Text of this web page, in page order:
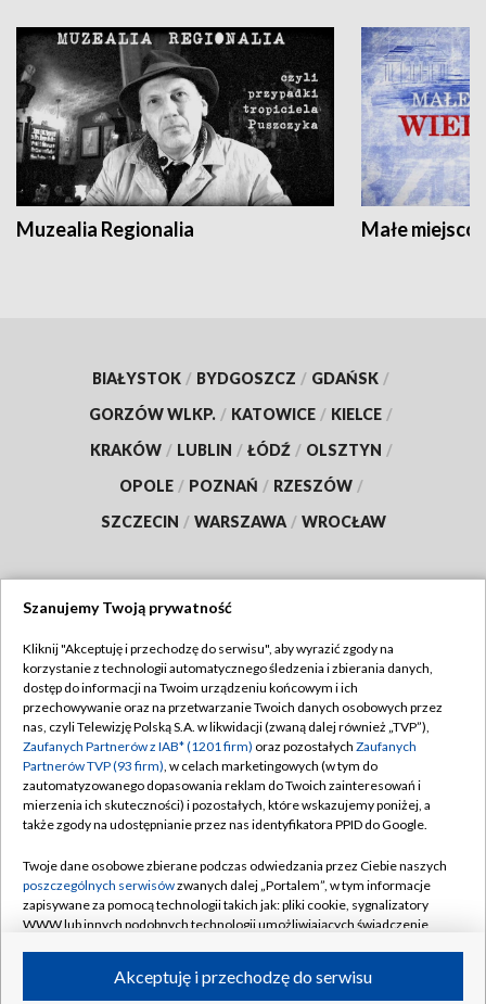
Muzealia Regionalia Małe
BIAŁYSTOK / BYDGOSZCZ / GDAŃSK /
GORZÓW WLKP. / KATOWICE / KIELCE /
KRAKÓW / LUBLIN / ŁÓDŹ / OLSZTYN /
OPOLE / POZNAŃ / RZESZÓW /
SZCZECIN / WARSZAWA / WROCŁAW
TVP
Abonament TVP
Emisja w TVP
Centrum informacji TVP
Naziemna Telewizja Cyfrowa
Rada Programowa
System NOS
Informacje o nadawcy
Program dla prasy
Regulamin TVP
Polityka prywatności
Moje zgody
Pomoc
Kontakt
Kanały
Szanujemy Twoją prywatność
Kliknij "Akceptuję i przechodzę do serwisu", aby wyrazić zgody na
korzystanie z technologii automatycznego śledzenia i zbierania danych,
dostęp do informacji na Twoim urządzeniu końcowym i ich
przechowywanie oraz na przetwarzanie Twoich danych osobowych przez
nas, czyli Telewizję Polską S.A. w likwidacji (zwaną dalej również „TVP”),
Zaufanych Partnerów z IAB* (1201 firm) oraz pozostałych Zaufanych
Partnerów TVP (93 firm), w celach marketingowych (w tym do
zautomatyzowanego dopasowania reklam do Twoich zainteresowań i
mierzenia ich skuteczności) i pozostałych, które wskazujemy poniżej, a
także zgody na udostępnianie przez nas identyfikatora PPID do Google.
Twoje dane osobowe zbierane podczas odwiedzania przez Ciebie naszych
poszczególnych serwisówzwanych dalej „Portalem”, w tym informacje
zapisywane za pomocą technologii takich jak: pliki cookie, sygnalizatory
WWW lub innych podobnych technologii umożliwiających świadczenie
ruchu w Internecie.Akceptuję i przechodzę do serwisu